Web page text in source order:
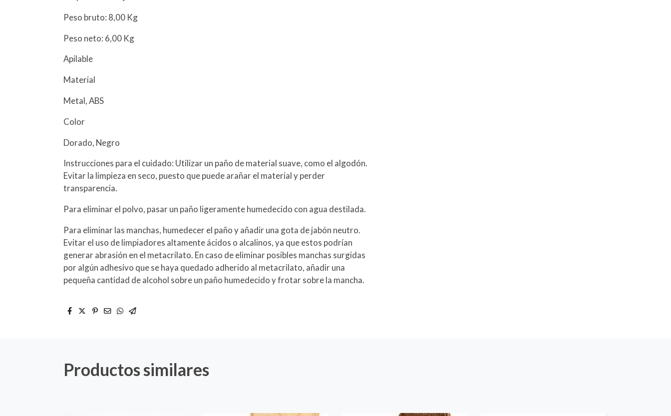
Peso bruto: 8,00 Kg
Peso neto: 6,00 Kg
Apilable
Material
Metal, ABS
Color
Dorado, Negro
Instrucciones para el cuidado: Utilizar un paño de material suave, como el algodón.
Evitar la limpieza en seco, puesto que puede arañar el material y perder
transparencia.
Para eliminar el polvo, pasar un paño ligeramente humedecido con agua destilada.
Para eliminar las manchas, humedecer el paño y añadir una gota de jabón neutro.
Evitar el uso de limpiadores altamente ácidos o alcalinos, ya que estos podrían
generar abrasión en el metacrilato. En caso de eliminar posibles manchas surgidas
por algún adhesivo que se haya quedado adherido al metacrilato, añadir una
pequeña cantidad de alcohol sobre un paño humedecido y frotar sobre la mancha.
Productos similares